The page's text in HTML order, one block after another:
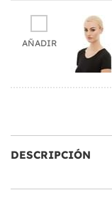
AÑADIR
DESCRIPCIÓN